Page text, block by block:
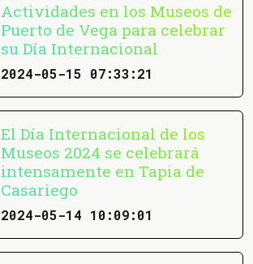
Actividades en los Museos de
Puerto de Vega para celebrar
su Día Internacional
2024-05-15 07:33:21
El Día Internacional de los
Museos 2024 se celebrará
intensamente en Tapia de
Casariego
2024-05-14 10:09:01